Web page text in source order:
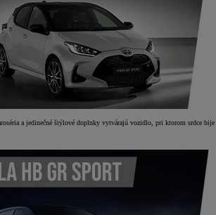
a jedinečné štýlové doplnky vytvárajú vozidlo, pri ktorom srdce bije